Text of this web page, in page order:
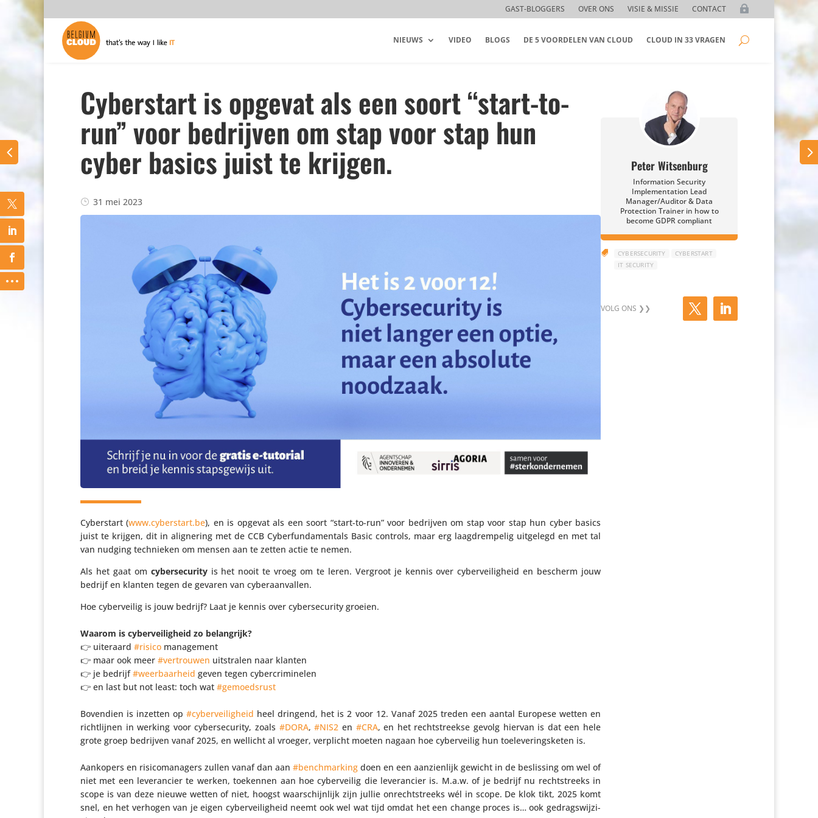
GAST-BLOGGERS OVER ONS VISIE & MISSIE CONTACT
NIEUWS VIDEO BLOGS DE 5 VOORDELEN VAN CLOUD CLOUD IN 33 VRAGEN
Cyberstart is opgevat als een soort “start-to-
run” voor bedrijven om stap voor stap hun
cyber basics juist te krijgen.
31 mei 2023
Cyber­start (www​.cyber​start​.be), en is opgevat als een soort “start-to-run” voor bedrijven om stap voor stap hun cyber basics
juist te krijgen, dit in alig­ne­ring met de CCB Cyber­fun­da­men­tals Basic controls, maar erg laag­drem­pelig uitgelegd en met tal
van nudging tech­nieken om mensen aan te zetten actie te nemen.
Als het gaat om cyber­se­cu­rityis het nooit te vroeg om te leren. Vergroot je kennis over cyber­vei­lig­heid en bescherm jouw
bedrijf en klanten tegen de gevaren van cyberaanvallen.
Hoe cyber­veilig is jouw bedrijf? Laat je kennis over cyber­se­cu­rity groeien.
Waarom is cyber­vei­lig­heid zo belang­rijk?
👉 uiteraard #risico mana­ge­ment
👉 maar ook meer #vertrouwen uitstralen naar klanten
👉 je bedrijf#weer­baar­heid geven tegen cyber­cri­mi­nelen
👉 en last but not least: toch wat #gemoeds­rust
Bovendien is inzetten op#cyber­vei­lig­heid heel dringend, het is 2 voor 12. Vanaf 2025 treden een aantal Europese wetten en
richt­lijnen in werking voor cyber­se­cu­rity, zoals #DORA,#NIS2 en #CRA, en het recht­streekse gevolg hiervan is dat een hele
grote groep bedrijven vanaf 2025, en wellicht al vroeger, verplicht moeten nagaan hoe cyber­veilig hun toele­ve­rings­keten is.
Aankopers en risi­co­ma­na­gers zullen vanaf dan aan #bench­mar­king doen en een aanzien­lijk gewicht in de beslis­sing om wel of
niet met een leve­ran­cier te werken, toekennen aan hoe cyber­veilig die leve­ran­cier is. M.a.w. of je bedrijf nu recht­streeks in
scope is van deze nieuwe wetten of niet, hoogst waar­schijn­lijk zijn jullie onrecht­streeks wél in scope. De klok tikt, 2025 komt
snel, en het verhogen van je eigen cyber­vei­lig­heid neemt ook wel wat tijd omdat het een change proces is… ook gedrags­wij­zi­
Peter Witsenburg
Information Security
Implementation Lead
Manager/Auditor & Data
Protection Trainer in how to
become GDPR compliant
 CYBERSECURITY
CYBERSTART
IT SECURITY